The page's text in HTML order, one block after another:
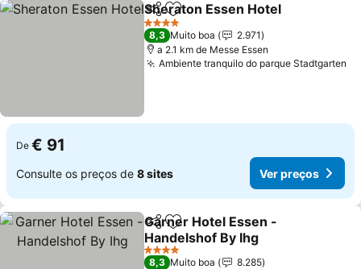
PartilharAdicionar aos favoritos
Sheraton Essen Hotel
4 Estrelas
8,3 Muito boa
2.971
a 2.1 km de Messe Essen
Ambiente tranquilo do parque Stadtgarten
De € 91
Consulte os preços de 8 sites Ver preços
PartilharAdicionar aos favoritos
Garner Hotel Essen -
Handelshof By Ihg
Ver preços
4 Estrelas
8,3 Muito boa
8.285